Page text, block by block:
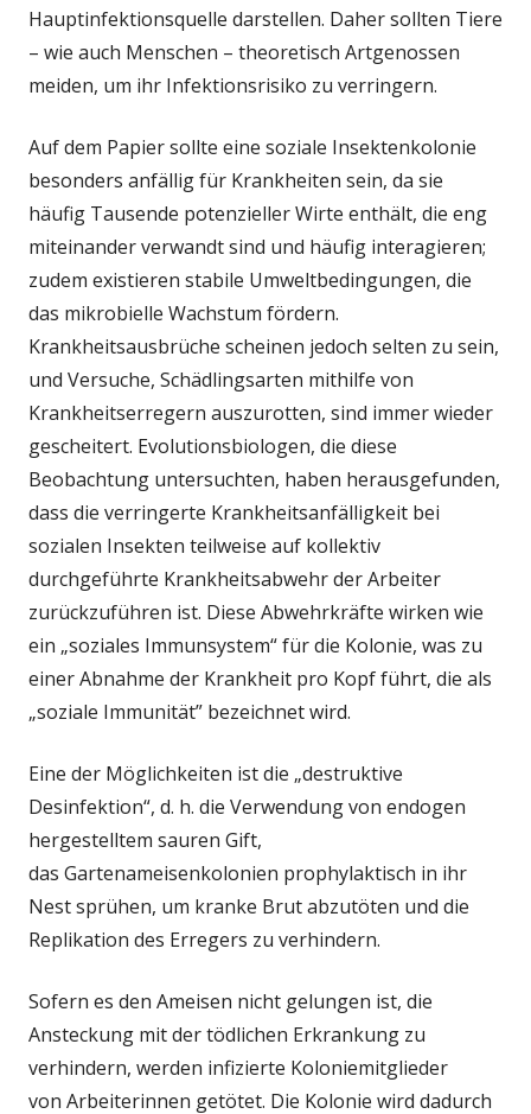
Hauptinfektionsquelle darstellen. Daher sollten Tiere
– wie auch Menschen – theoretisch Artgenossen
meiden, um ihr Infektionsrisiko zu verringern.
Auf dem Papier sollte eine soziale Insektenkolonie
besonders anfällig für Krankheiten sein, da sie
häufig Tausende potenzieller Wirte enthält, die eng
miteinander verwandt sind und häufig interagieren;
zudem existieren stabile Umweltbedingungen, die
das mikrobielle Wachstum fördern.
Krankheitsausbrüche scheinen jedoch selten zu sein,
und Versuche, Schädlingsarten mithilfe von
Krankheitserregern auszurotten, sind immer wieder
gescheitert. Evolutionsbiologen, die diese
Beobachtung untersuchten, haben herausgefunden,
dass die verringerte Krankheitsanfälligkeit bei
sozialen Insekten teilweise auf kollektiv
durchgeführte Krankheitsabwehr der Arbeiter
zurückzuführen ist. Diese Abwehrkräfte wirken wie
ein „soziales Immunsystem“ für die Kolonie, was zu
einer Abnahme der Krankheit pro Kopf führt, die als
„soziale Immunität” bezeichnet wird.
Eine der Möglichkeiten ist die „destruktive
Desinfektion“, d. h. die Verwendung von endogen
hergestelltem sauren Gift,
das Gartenameisenkolonien prophylaktisch in ihr
Nest sprühen, um kranke Brut abzutöten und die
Replikation des Erregers zu verhindern.
Sofern es den Ameisen nicht gelungen ist, die
Ansteckung mit der tödlichen Erkrankung zu
verhindern, werden infizierte Koloniemitglieder
von Arbeiterinnen getötet. Die Kolonie wird dadurch